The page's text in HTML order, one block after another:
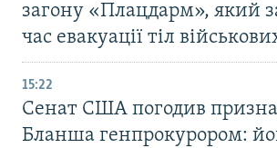
загону «Плацдарм», який
час евакуації тіл
15:22
Сенат США погодив
Бланша генпрокурором: